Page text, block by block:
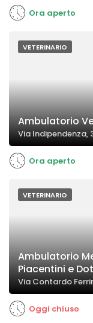
Ora aperto
VETERINARIO
Ambulatorio
Via Indipendenza,
Ora aperto
VETERINARIO
Ambulatorio
Piacentini e
Via Contardo
Oggi chiuso